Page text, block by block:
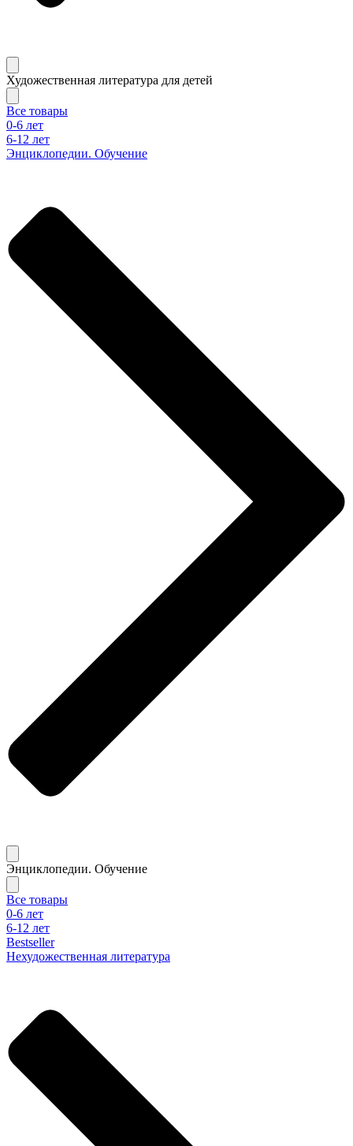
Художественная литература для детей
Все товары
0-6 лет
6-12 лет
Энциклопедии. Обучение
Энциклопедии. Обучение
Все товары
0-6 лет
6-12 лет
Bestseller
Нехудожественная литература